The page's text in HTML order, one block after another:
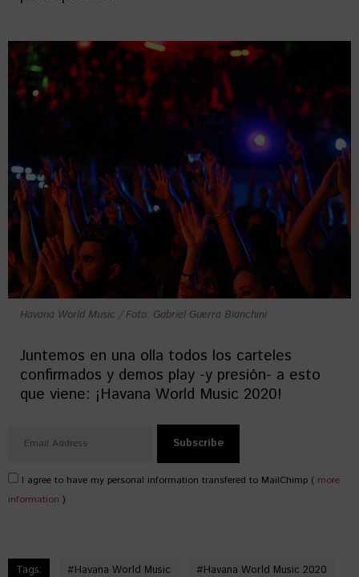
Havana World Music / Foto: Gabriel Guerra Bianchini
Juntemos en una olla todos los carteles
confirmados y demos play -y presión- a esto
que viene: ¡Havana World Music 2020!
I agree to have my personal information transfered to MailChimp ( more
information )
Tags: #Havana World Music #Havana World Music 2020